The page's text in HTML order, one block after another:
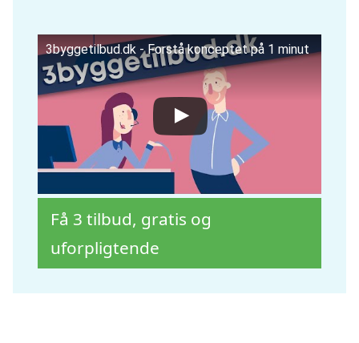
3byggetilbud.dk - Forstå konceptet på 1 minut
Få 3 tilbud, gratis og
uforpligtende